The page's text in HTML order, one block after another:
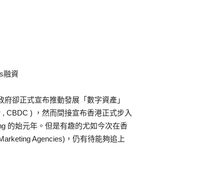
融資
卻正式宣布推動發展「數字資產」
CBDC ) ，然而間接宣布香港正式步入
的始元年。但是有趣的尤如今次在香
Agencies)，仍有待能夠追上